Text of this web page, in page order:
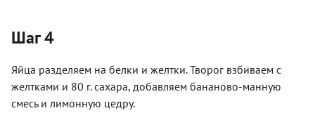
Шаг 4
Яйца разделяем на белки и желтки. Творог взбиваем с
желтками и 80 г. сахара, добавляем бананово-манную
смесь и лимонную цедру.